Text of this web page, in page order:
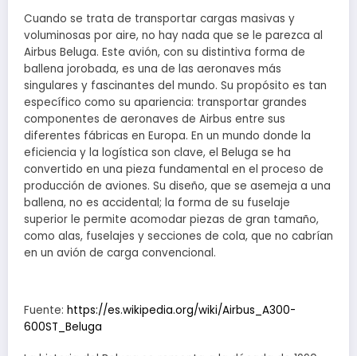
Cuando se trata de transportar cargas masivas y
voluminosas por aire, no hay nada que se le parezca al
Airbus Beluga. Este avión, con su distintiva forma de
ballena jorobada, es una de las aeronaves más
singulares y fascinantes del mundo. Su propósito es tan
específico como su apariencia: transportar grandes
componentes de aeronaves de Airbus entre sus
diferentes fábricas en Europa. En un mundo donde la
eficiencia y la logística son clave, el Beluga se ha
convertido en una pieza fundamental en el proceso de
producción de aviones. Su diseño, que se asemeja a una
ballena, no es accidental; la forma de su fuselaje
superior le permite acomodar piezas de gran tamaño,
como alas, fuselajes y secciones de cola, que no cabrían
en un avión de carga convencional.
Fuente: https://es.wikipedia.org/wiki/Airbus_A300-
600ST_Beluga